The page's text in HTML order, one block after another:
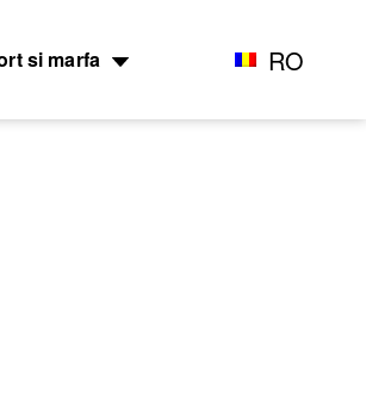
si marfa RO